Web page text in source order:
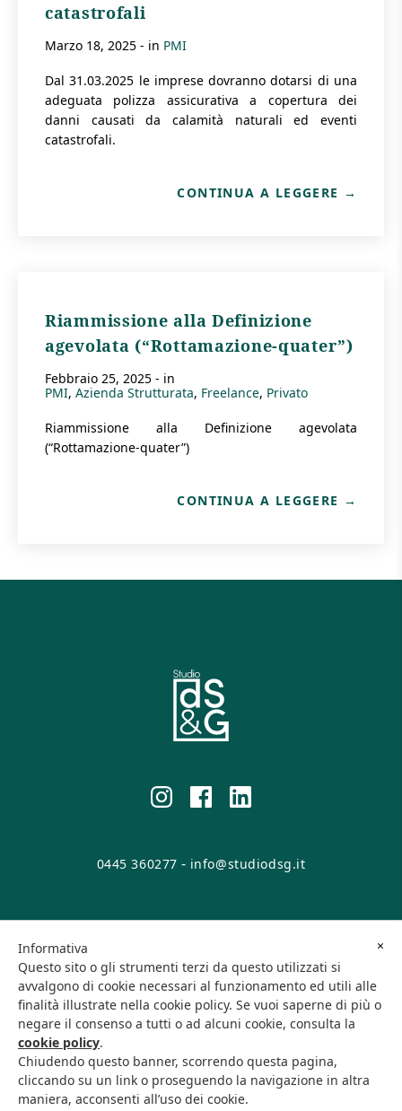
catastrofali
marzo 18, 2025 - in PMI
Dal 31.03.2025 le imprese dovranno dotarsi di una
adeguata polizza assicurativa a copertura dei
danni causati da calamità naturali ed eventi
catastrofali.
CONTINUA A LEGGERE
Riammissione alla Definizione
agevolata (“Rottamazione-quater”)
febbraio 25, 2025 - in
PMI Azienda Strutturata Freelance Privato
Riammissione alla Definizione agevolata
(“Rottamazione-quater”)
CONTINUA A LEGGERE
0445 360277 - info@studiodsg.it
© 2026 DSG Srl. All rights reserved.
Viale Europa, 29 - 36016 Thiene (VI) • P.IVA/C.F. 04146660248
Cookie Policy Privacy Policy
×
Informativa
Questo sito o gli strumenti terzi da questo utilizzati si
avvalgono di cookie necessari al funzionamento ed utili alle
finalità illustrate nella cookie policy. Se vuoi saperne di più o
negare il consenso a tutti o ad alcuni cookie, consulta la
cookie policy.
Chiudendo questo banner, scorrendo questa pagina,
cliccando su un link o proseguendo la navigazione in altra
maniera, acconsenti all’uso dei cookie.